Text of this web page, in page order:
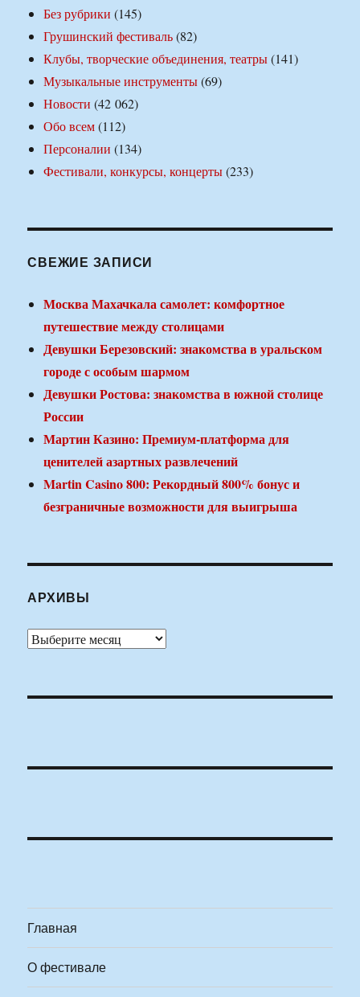
Без рубрики (145)
Грушинский фестиваль(82)
Клубы, творческие объединения, театры(141)
Музыкальные инструменты(69)
Новости (42 062)
Обо всем(112)
Персоналии (134)
Фестивали, конкурсы, концерты(233)
СВЕЖИЕ ЗАПИСИ
Москва Махачкала самолет: комфортное
путешествие между столицами
Девушки Березовский: знакомства в уральском
городе с особым шармом
Девушки Ростова: знакомства в южной столице
России
Мартин Казино: Премиум-платформа для
ценителей азартных развлечений
Martin Casino 800: Рекордный 800% бонус и
безграничные возможности для выигрыша
АРХИВЫ
Архивы
Главная
О фестивале